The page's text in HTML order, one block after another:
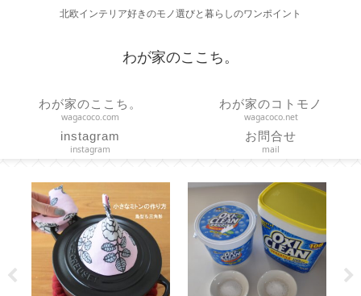
北欧インテリア好きのモノ選びと暮らしのワンポイント
わが家のここち。
わが家のここち。
wagacoco.com
わが家のコトモノ
wagacoco.net
instagram
instagram
お問合せ
mail